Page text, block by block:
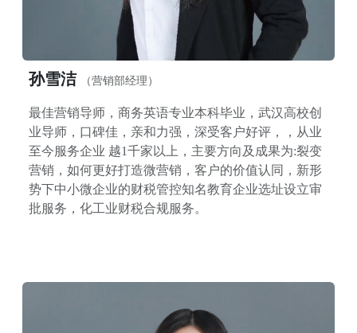
孙雪洁 （营销部经理）
最佳营销导师，商务英语专业本科毕业，武汉高校创
业导师，口碑佳，亲和力强，深受客户好评，，从业
至今服务企业 越1千家以上，主要方向及成果为:裂变
营销，如何更好打造微营销，客户的价值认同，新形
势下中小微企业的财税管控知名教育企业选址设立审
批服务，化工业财税合规服务。